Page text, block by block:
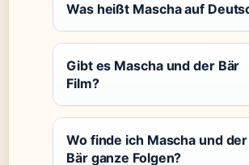
Was heißt Mascha auf
Gibt es Mascha und der Bär
Film?
Wo finde ich Mascha und der
Bär ganze Folgen?